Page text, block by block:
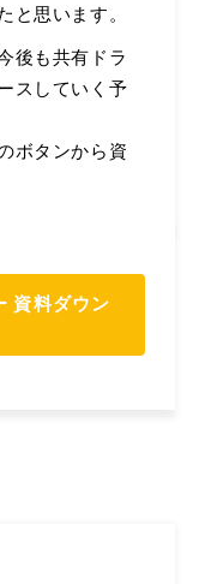
と思います。
後も共有ドラ
スしていく予
ボタンから資
資料ダウン